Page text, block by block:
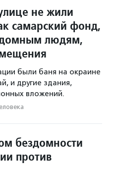
не жили
самарский фонд,
людям,
были баня на окраине
и другие здания,
вложений.
бездомности
против